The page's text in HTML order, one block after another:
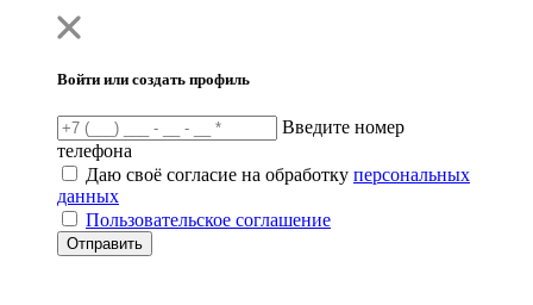
Войти или создать профиль
Введите номер
телефона
Даю своё согласие на обработку персональных
данных
Пользовательское соглашение
Отправить